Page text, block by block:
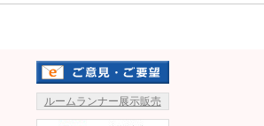
キニ姿も
ルームランナー展示販売